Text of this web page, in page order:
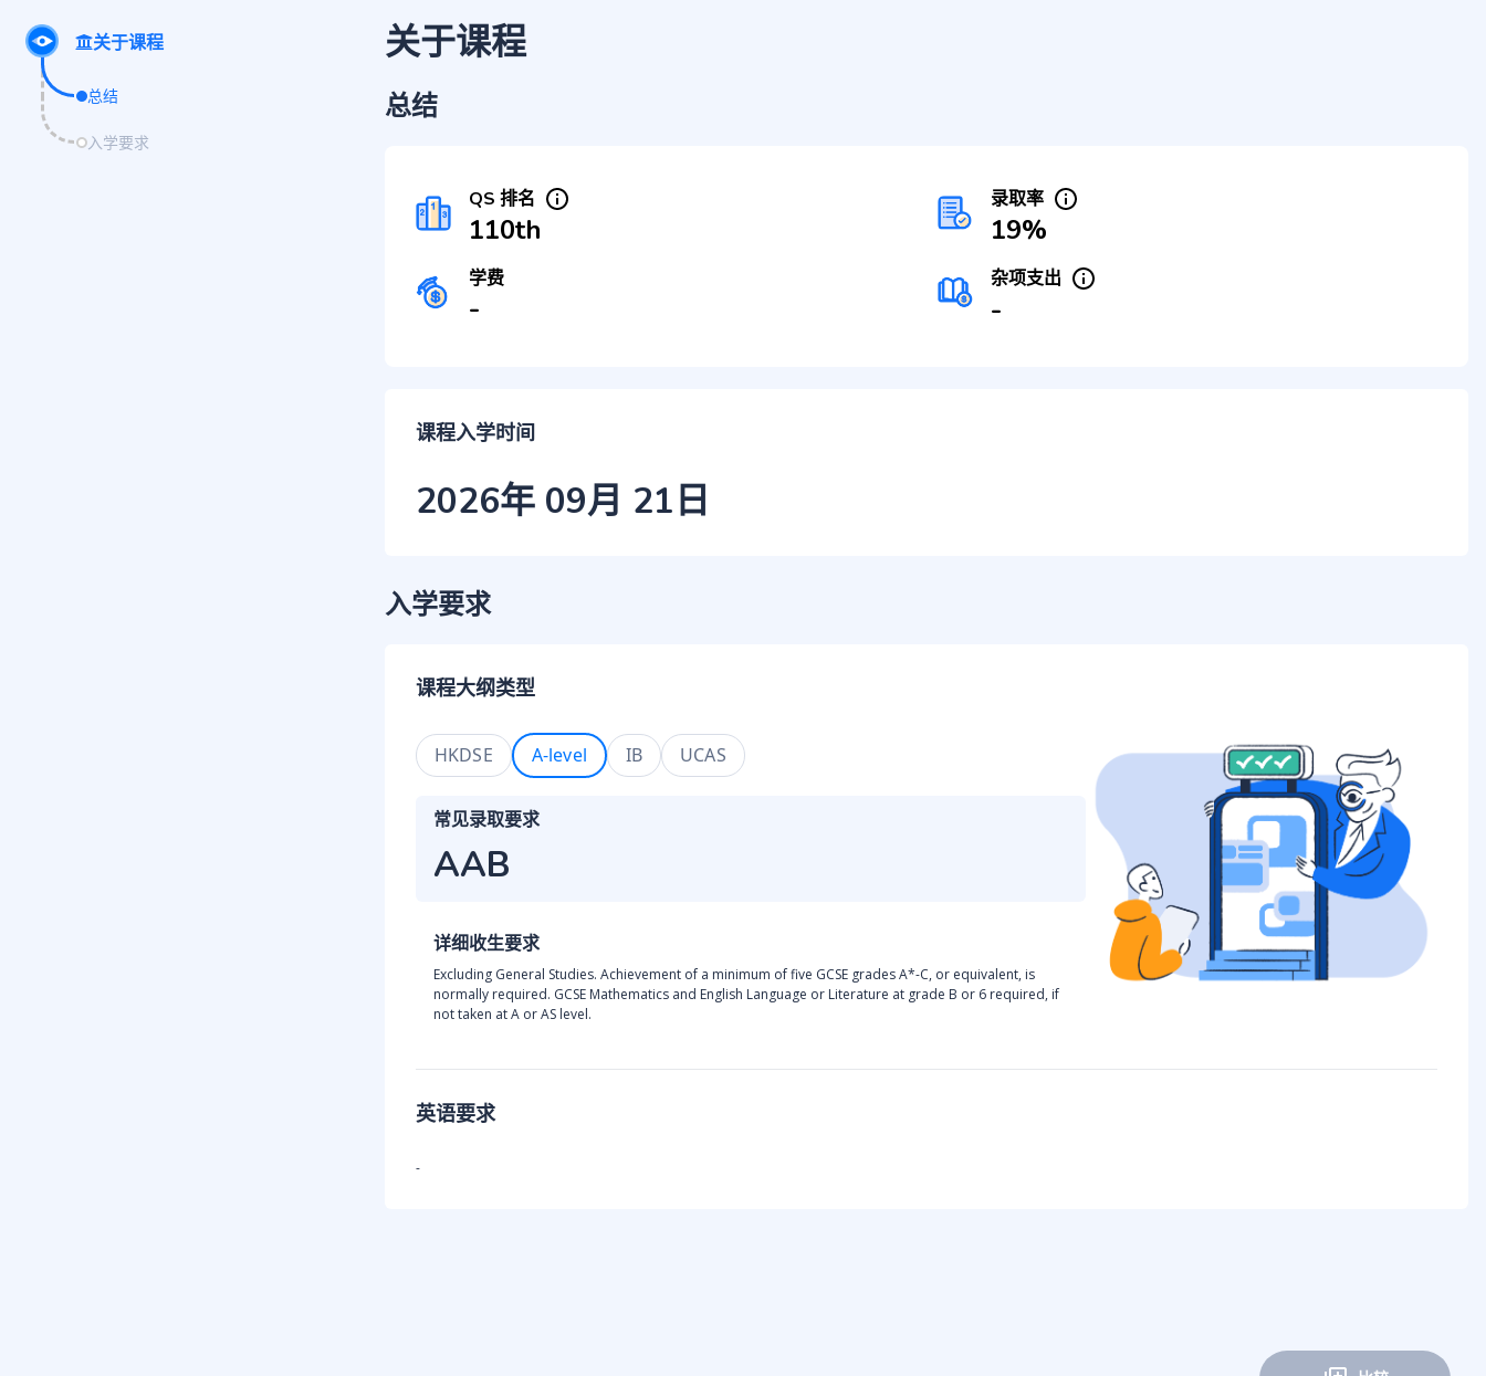
关于课程
总结
入学要求
关于课程
总结
QS 排名
110th
录取率
19%
学费
-
杂项支出
-
课程入学时间
2026年 09月 21日
入学要求
课程大纲类型
HKDSE A-level IB UCAS
常见录取要求
AAB
详细收生要求
Excluding General Studies. Achievement of a minimum of five GCSE grades A*-C, or equivalent, is
normally required. GCSE Mathematics and English Language or Literature at grade B or 6 required, if
not taken at A or AS level.
英语要求
-